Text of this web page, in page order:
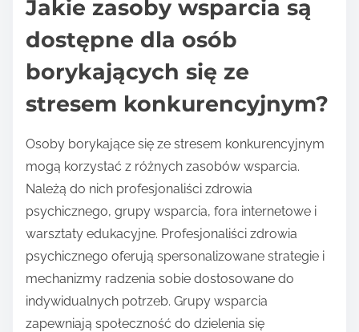
Jakie zasoby wsparcia są
dostępne dla osób
borykających się ze
stresem konkurencyjnym?
Osoby borykające się ze stresem konkurencyjnym
mogą korzystać z różnych zasobów wsparcia.
Należą do nich profesjonaliści zdrowia
psychicznego, grupy wsparcia, fora internetowe i
warsztaty edukacyjne. Profesjonaliści zdrowia
psychicznego oferują spersonalizowane strategie i
mechanizmy radzenia sobie dostosowane do
indywidualnych potrzeb. Grupy wsparcia
zapewniają społeczność do dzielenia się